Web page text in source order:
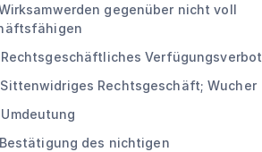
gegenüber nicht voll
Rechtsgeschäftliches Verfügungsverbot
Sittenwidriges Rechtsgeschäft; Wucher
Umdeutung
Bestätigung des nichtigen